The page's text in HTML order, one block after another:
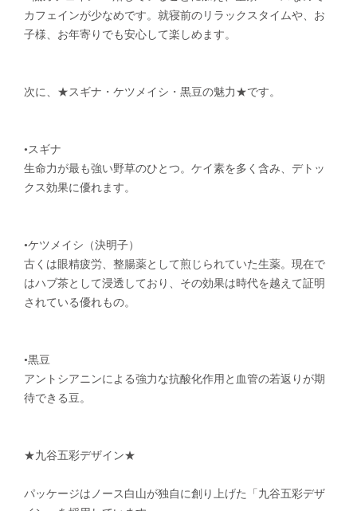
カフェインが少なめです。就寝前のリラックスタイムや、お
子様、お年寄りでも安心して楽しめます。
次に、★スギナ・ケツメイシ・黒豆の魅力★です。
•スギナ
生命力が最も強い野草のひとつ。ケイ素を多く含み、デトッ
クス効果に優れます。
•ケツメイシ（決明子）
古くは眼精疲労、整腸薬として煎じられていた生薬。現在で
はハブ茶として浸透しており、その効果は時代を越えて証明
されている優れもの。
•黒豆
アントシアニンによる強力な抗酸化作用と血管の若返りが期
待できる豆。
★九谷五彩デザイン★
パッケージはノース白山が独自に創り上げた「九谷五彩デザ